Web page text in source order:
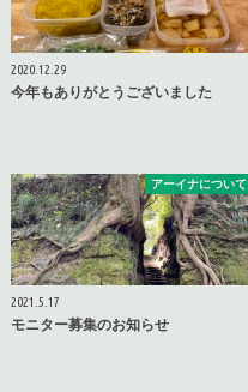
2020.12.29
今年もありがとうございました
アーイナについて
2021.5.17
モニター募集のお知らせ